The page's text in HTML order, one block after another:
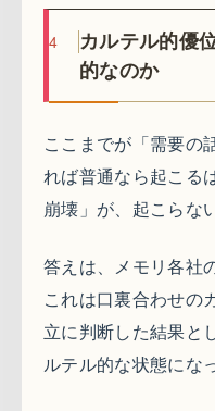
4
カルテル的優
的なのか
ここまでが「需要の
れば普通なら起こる
崩壊」が、起こらな
答えは、メモリ各社
これは口裏合わせの
立に判断した結果と
ルテル的な状態にな